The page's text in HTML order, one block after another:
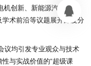
创新、新能源汽车驱动
术前沿等议题展开深度分
议均引发专业观众与技术
与实战价值的“超级课